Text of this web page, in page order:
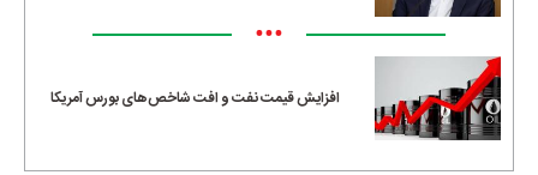
•••
افزایش قیمت نفت و افت شاخص‌های بورس آمریکا